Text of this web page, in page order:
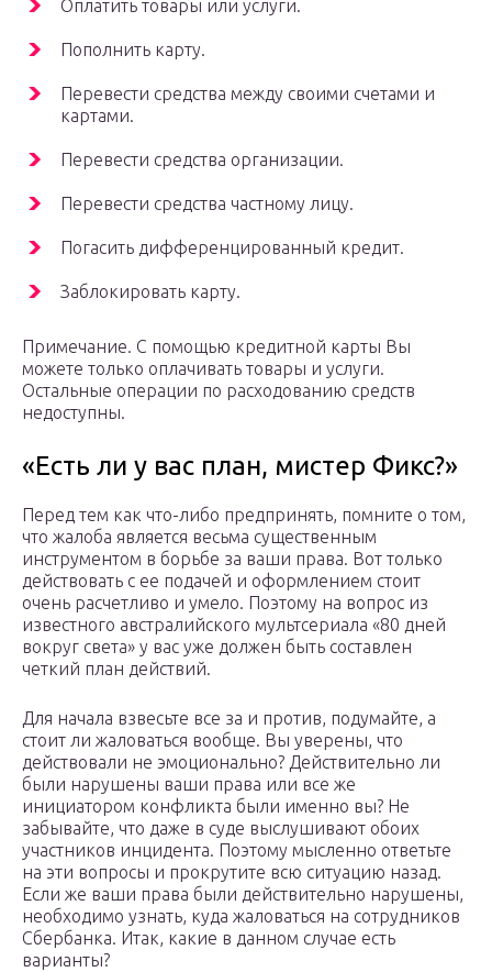
Оплатить товары или услуги.
Пополнить карту.
Перевести средства между своими счетами и
картами.
Перевести средства организации.
Перевести средства частному лицу.
Погасить дифференцированный кредит.
Заблокировать карту.
Примечание. С помощью кредитной карты Вы
можете только оплачивать товары и услуги.
Остальные операции по расходованию средств
недоступны.
«Есть ли у вас план, мистер Фикс?»
Перед тем как что-либо предпринять, помните о том,
что жалоба является весьма существенным
инструментом в борьбе за ваши права. Вот только
действовать с ее подачей и оформлением стоит
очень расчетливо и умело. Поэтому на вопрос из
известного австралийского мультсериала «80 дней
вокруг света» у вас уже должен быть составлен
четкий план действий.
Для начала взвесьте все за и против, подумайте, а
стоит ли жаловаться вообще. Вы уверены, что
действовали не эмоционально? Действительно ли
были нарушены ваши права или все же
инициатором конфликта были именно вы? Не
забывайте, что даже в суде выслушивают обоих
участников инцидента. Поэтому мысленно ответьте
на эти вопросы и прокрутите всю ситуацию назад.
Если же ваши права были действительно нарушены,
необходимо узнать, куда жаловаться на сотрудников
Сбербанка. Итак, какие в данном случае есть
варианты?